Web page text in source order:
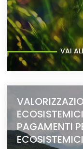
VAI
PAGAMENTI